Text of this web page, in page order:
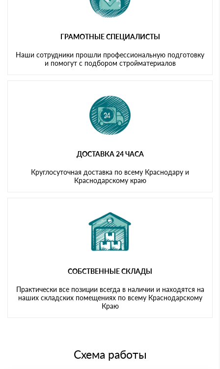
ГРАМОТНЫЕ СПЕЦИАЛИСТЫ
Наши сотрудники прошли профессиональную подготовку
и помогут с подбором стройматериалов
ДОСТАВКА 24 ЧАСА
Круглосуточная доставка по всему Краснодару и
Краснодарскому краю
СОБСТВЕННЫЕ СКЛАДЫ
Практически все позиции всегда в наличии и находятся на
наших складских помещениях по всему Краснодарскому
Краю
Схема работы